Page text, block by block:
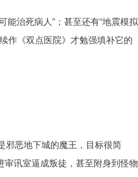
治死病人”；甚至还有“地震模拟
作《双点医院》才勉强填补它的
邪恶地下城的魔王，目标很简
讯室逼成叛徒，甚至附身到怪物